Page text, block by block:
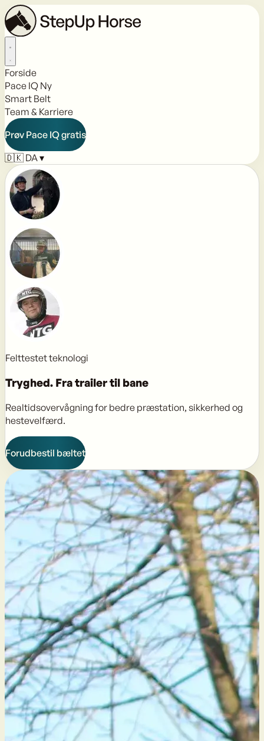
Forside
Pace IQ Ny
Smart Belt
Team & Karriere
Prøv Pace IQ gratis
🇩🇰 DA ▾
Felttestet teknologi
Tryghed. Fra trailer til bane
Realtidsovervågning for bedre præstation, sikkerhed og
hestevelfærd.
Forudbestil bæltet